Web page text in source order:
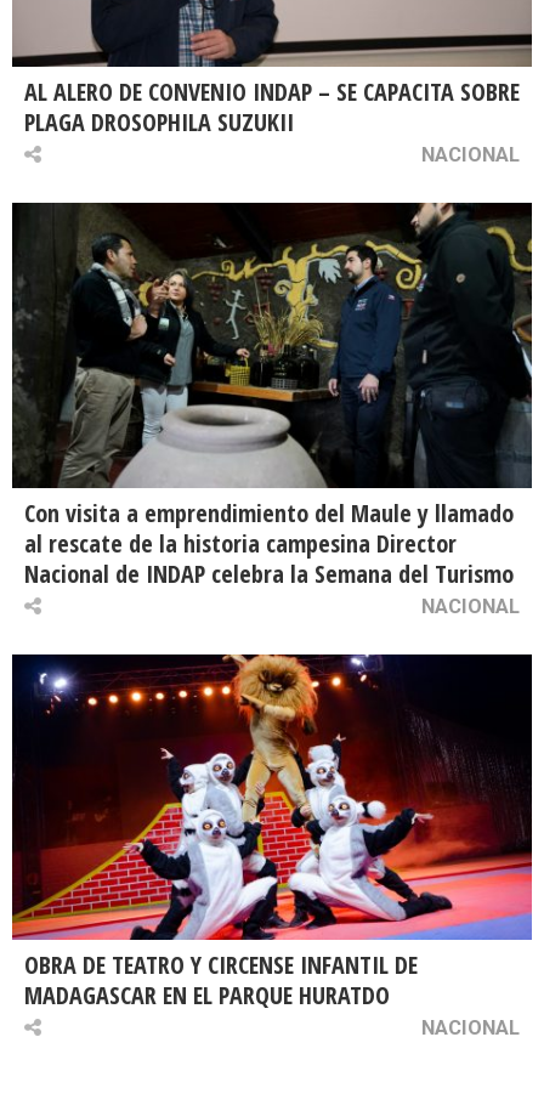
AL ALERO DE CONVENIO INDAP – SE CAPACITA SOBRE
PLAGA DROSOPHILA SUZUKII
NACIONAL
Con visita a emprendimiento del Maule y llamado
al rescate de la historia campesina Director
Nacional de INDAP celebra la Semana del Turismo
NACIONAL
OBRA DE TEATRO Y CIRCENSE INFANTIL DE
MADAGASCAR EN EL PARQUE HURATDO
NACIONAL